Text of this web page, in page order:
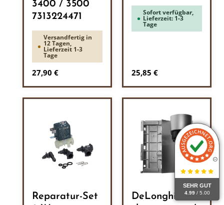
SEHR GUT
4.99 / 5.00
3400 / 3500
7313224471
Versandfertig in
12 Tagen,
Lieferzeit 1-3
Tage
Regulärer Preis:
27,90 €
Sofort verfügbar,
Lieferzeit: 1-3
Tage
Regulärer Preis:
25,85 €
Reparatur-Set
DeLonghi Tür